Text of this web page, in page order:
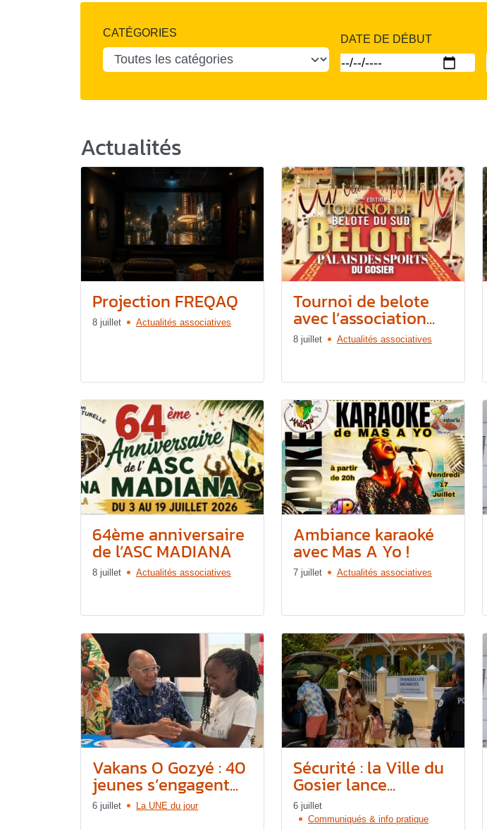
CATÉGORIES
DATE DE DÉBUT
Actualités
Projection FREQAQ
8 juillet Actualités associatives
Tournoi de belote
avec l’association...
8 juillet Actualités associatives
64ème anniversaire
de l’ASC MADIANA
8 juillet Actualités associatives
Ambiance karaoké
avec Mas A Yo !
7 juillet Actualités associatives
Vakans O Gozyé : 40
jeunes s’engagent...
6 juillet La UNE du jour
Sécurité : la Ville du
Gosier lance...
6 juillet
Communiqués & info pratique